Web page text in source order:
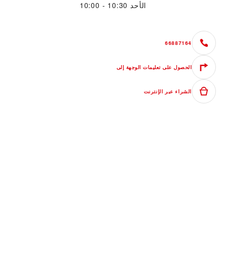
الأحد 10:30 - 10:00
66887164
الحصول على تعليمات الوجهة إلى
الشراء عبر الإنترنت